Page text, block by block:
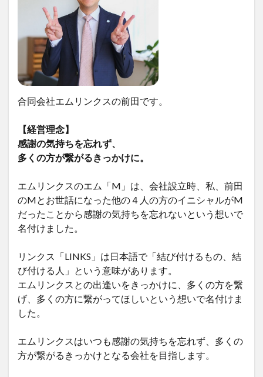
合同会社エムリンクスの前田です。
【経営理念】
感謝の気持ちを忘れず、
多くの方が繋がるきっかけに。
エムリンクスのエム「M」は、会社設立時、私、前田
のMとお世話になった他の４人の方のイニシャルがM
だったことから感謝の気持ちを忘れないという想いで
名付けました。
リンクス「LINKS」は日本語で「結び付けるもの、結
び付ける人」という意味があります。
エムリンクスとの出逢いをきっかけに、多くの方を繋
げ、多くの方に繋がってほしいという想いで名付けま
した。
エムリンクスはいつも感謝の気持ちを忘れず、多くの
方が繋がるきっかけとなる会社を目指します。